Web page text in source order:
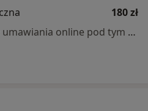
180 zł
Specjalista nie oferuje umawiania online pod tym adresem.